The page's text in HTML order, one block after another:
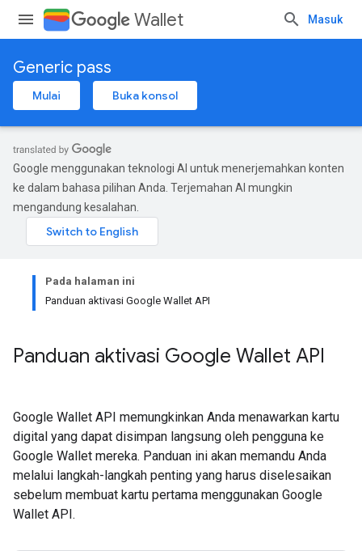
Wallet Masuk
Generic pass
Mulai Buka konsol
Google menggunakan teknologi AI untuk menerjemahkan konten
ke dalam bahasa pilihan Anda. Terjemahan AI mungkin
mengandung kesalahan.
Pada halaman ini
Panduan aktivasi Google Wallet API
Panduan aktivasi Google Wallet API
Google Wallet API memungkinkan Anda menawarkan kartu
digital yang dapat disimpan langsung oleh pengguna ke
Google Wallet mereka. Panduan ini akan memandu Anda
melalui langkah-langkah penting yang harus diselesaikan
sebelum membuat kartu pertama menggunakan Google
Wallet API.